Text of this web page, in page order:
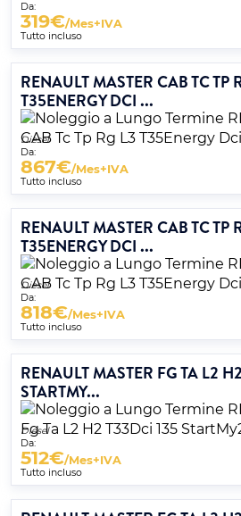
Da:
319€/Mes+IVA
Tutto incluso
RENAULT MASTER CAB TC TP
T35ENERGY DCI ...
Diesel
Da:
867€/Mes+IVA
Tutto incluso
RENAULT MASTER CAB TC TP
T35ENERGY DCI ...
Diesel
Da:
818€/Mes+IVA
Tutto incluso
RENAULT MASTER FG TA L2
STARTMY...
Diesel
Da:
512€/Mes+IVA
Tutto incluso